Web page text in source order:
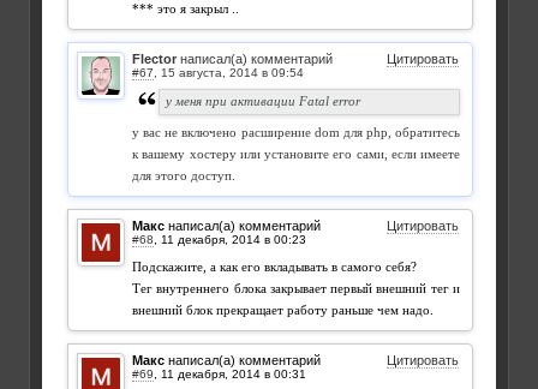
*** это я закрыл ..
Flector написал(а) комментарий Цитировать
#67
у меня при активации Fatal error
у вас не включено расширение dom для php, обратитесь
к вашему хостеру или установите его сами, если имеете
для этого доступ.
Макс написал(а) комментарий Цитировать
#68
Подскажите, а как его вкладывать в самого себя?
Тег внутреннего блока закрывает первый внешний тег и
внешний блок прекращает работу раньше чем надо.
Макс написал(а) комментарий Цитировать
#69